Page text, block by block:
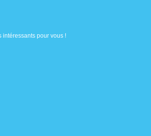
intéressants pour vous !